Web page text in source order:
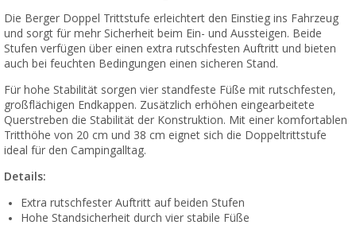
Die Berger Doppel Trittstufe erleichtert den Einstieg ins Fahrzeug
und sorgt für mehr Sicherheit beim Ein- und Aussteigen. Beide
Stufen verfügen über einen extra rutschfesten Auftritt und bieten
auch bei feuchten Bedingungen einen sicheren Stand.
Für hohe Stabilität sorgen vier standfeste Füße mit rutschfesten,
großflächigen Endkappen. Zusätzlich erhöhen eingearbeitete
Querstreben die Stabilität der Konstruktion. Mit einer komfortablen
Tritthöhe von 20 cm und 38 cm eignet sich die Doppeltrittstufe
ideal für den Campingalltag.
Details:
Extra rutschfester Auftritt auf beiden Stufen
Hohe Standsicherheit durch vier stabile Füße